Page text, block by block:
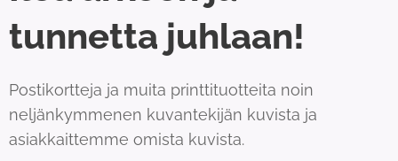
tunnetta juhlaan!
Postikortteja ja muita printtituotteita noin
neljänkymmenen kuvantekijän kuvista ja
asiakkaittemme omista kuvista.